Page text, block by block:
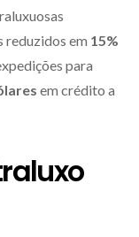
reduzidos em 15%
para
em crédito a